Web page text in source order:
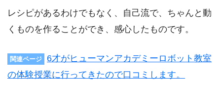
レシピがあるわけでもなく、自己流で、ちゃんと動
くものを作ることができ、感心したものです。
関連ページ
6才がヒューマンアカデミーロボット教室
の体験授業に行ってきたので口コミします。